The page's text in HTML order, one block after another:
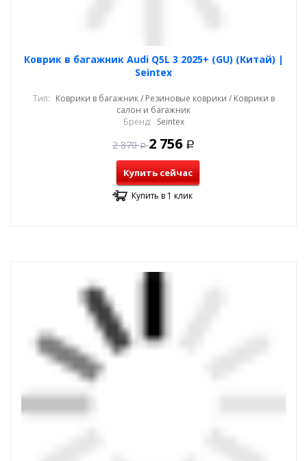
Коврик в багажник Audi Q5L 3 2025+ (GU) (Китай) |
Seintex
Тип: Коврики в багажник / Резиновые коврики / Коврики в
салон и багажник
Бренд: Seintex
2 870 Р 2 756 Р
Купить сейчас
Купить в 1 клик